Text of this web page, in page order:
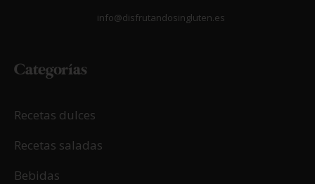
info@disfrutandosingluten.es
Categorías
Recetas dulces
Recetas saladas
Bebidas